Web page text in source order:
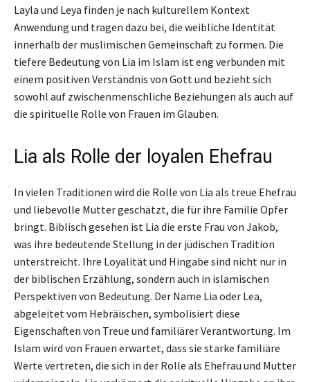
Layla und Leya finden je nach kulturellem Kontext
Anwendung und tragen dazu bei, die weibliche Identität
innerhalb der muslimischen Gemeinschaft zu formen. Die
tiefere Bedeutung von Lia im Islam ist eng verbunden mit
einem positiven Verständnis von Gott und bezieht sich
sowohl auf zwischenmenschliche Beziehungen als auch auf
die spirituelle Rolle von Frauen im Glauben.
Lia als Rolle der loyalen Ehefrau
In vielen Traditionen wird die Rolle von Lia als treue Ehefrau
und liebevolle Mutter geschätzt, die für ihre Familie Opfer
bringt. Biblisch gesehen ist Lia die erste Frau von Jakob,
was ihre bedeutende Stellung in der jüdischen Tradition
unterstreicht. Ihre Loyalität und Hingabe sind nicht nur in
der biblischen Erzählung, sondern auch in islamischen
Perspektiven von Bedeutung. Der Name Lia oder Lea,
abgeleitet vom Hebräischen, symbolisiert diese
Eigenschaften von Treue und familiärer Verantwortung. Im
Islam wird von Frauen erwartet, dass sie starke familiäre
Werte vertreten, die sich in der Rolle als Ehefrau und Mutter